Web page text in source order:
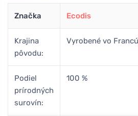
Značka Ecodis
Krajina
pôvodu:
Vyrobené vo
Podiel
prírodných
surovín:
100 %